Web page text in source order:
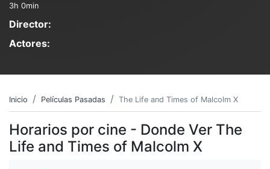
3h 0min
Director:
Actores:
Inicio Películas Pasadas The Life and Times of Malcolm X
Horarios por cine - Donde Ver The
Life and Times of Malcolm X